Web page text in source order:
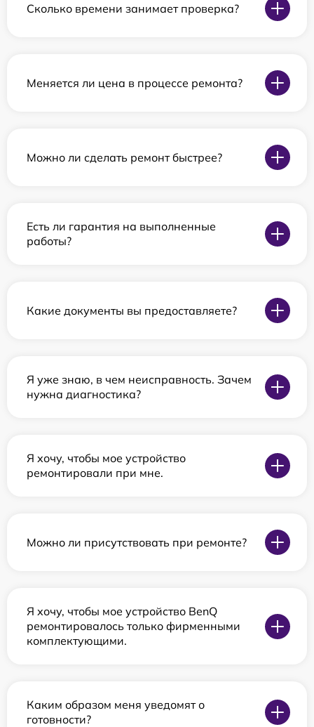
Сколько времени занимает проверка?
Меняется ли цена в процессе ремонта?
Можно ли сделать ремонт быстрее?
Есть ли гарантия на выполненные
работы?
Какие документы вы предоставляете?
Я уже знаю, в чем неисправность. Зачем
нужна диагностика?
Я хочу, чтобы мое устройство
ремонтировали при мне.
Можно ли присутствовать при ремонте?
Я хочу, чтобы мое устройство BenQ
ремонтировалось только фирменными
комплектующими.
Каким образом меня уведомят о
готовности?